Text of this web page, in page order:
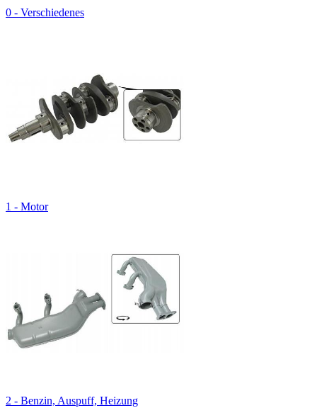
0 - Verschiedenes
1 - Motor
2 - Benzin, Auspuff, Heizung